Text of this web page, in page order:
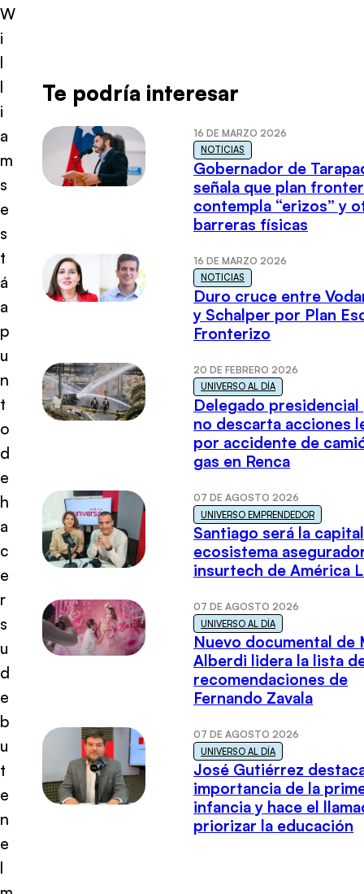
W
i
l
l
i
a
m
s
e
s
t
á
a
p
u
n
t
o
d
e
h
a
c
e
r
s
u
d
e
b
u
t
e
n
e
l
Te podría interesar
16 DE MARZO 2026
NOTICIAS
Gobernador de
señala que plan
contempla “erizos” y
barreras físicas
16 DE MARZO 2026
NOTICIAS
Duro cruce entre
y Schalper por Plan
Fronterizo
20 DE FEBRERO 2026
UNIVERSO AL DÍA
Delegado presidencial
no descarta acciones
por accidente de
gas en Renca
07 DE AGOSTO 2026
UNIVERSO EMPRENDEDOR
Santiago será la
ecosistema
insurtech de América
07 DE AGOSTO 2026
UNIVERSO AL DÍA
Nuevo documental de
Alberdi lidera la lista
recomendaciones de
Fernando Zavala
07 DE AGOSTO 2026
UNIVERSO AL DÍA
José Gutiérrez
importancia de la
infancia y hace el
priorizar la educación